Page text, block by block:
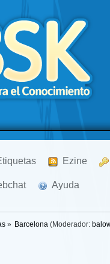
Ezine
Ayuda
» Barcelona (Moderador: